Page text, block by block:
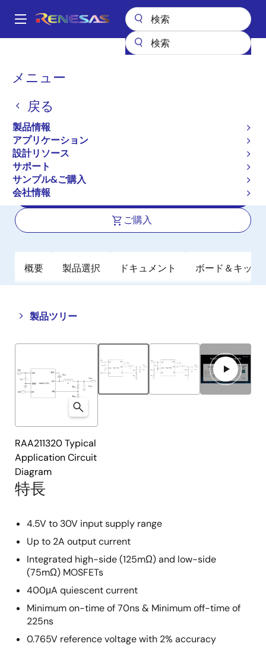
ン
Main
メニュー
戻る
製品情報
アプリケーション
設計リソース
サポート
サンプル&ご購入
会社情報
パ
く
ず
パワー & パワーマネジメント
DC/DCコンバータ
RAA211320
RAA211320
アクティブ
30V, 2A Synchronous Buck Regulator
with Current Mode COT
ご購入
概要 製品選択 ドキュメント ボード＆キット
製品ツリー
Close
tree
Open
tree
特長
4.5V to 30V input supply range
Up to 2A output current
Integrated high-side (125mΩ) and low-side
(75mΩ) MOSFETs
400μA quiescent current
Minimum on-time of 70ns & Minimum off-time of
225ns
0.765V reference voltage with 2% accuracy
RAA211320 Typical
Application Circuit
Diagram